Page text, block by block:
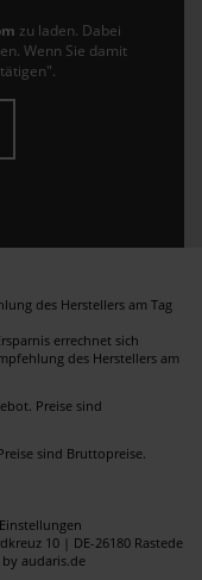
zu laden. Dabei
Wenn Sie damit
des Herstellers am Tag
errechnet sich
des Herstellers am
Preise sind
sind Bruttopreise.
10 | DE-26180 Rastede
audaris.de